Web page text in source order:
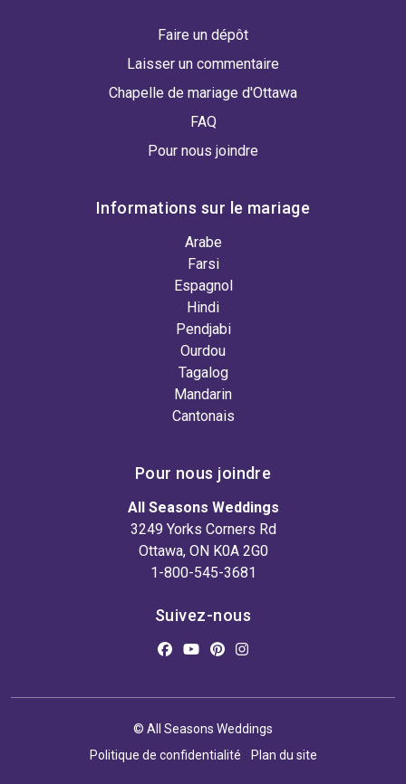
Faire un dépôt
Laisser un commentaire
Chapelle de mariage d'Ottawa
FAQ
Pour nous joindre
Informations sur le mariage
Arabe
Farsi
Espagnol
Hindi
Pendjabi
Ourdou
Tagalog
Mandarin
Cantonais
Pour nous joindre
All Seasons Weddings
3249 Yorks Corners Rd
Ottawa, ON K0A 2G0
1-800-545-3681
Suivez-nous
© All Seasons Weddings
Politique de confidentialité
Plan du site